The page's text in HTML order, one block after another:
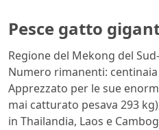
Pesce gatto
Regione del Mekong del
Numero rimanenti: centinaia
Apprezzato per le sue
mai catturato pesava 293
in Thailandia, Laos e